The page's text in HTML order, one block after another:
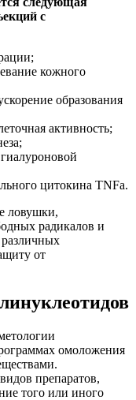
с
кожного
образования
активность;
цитокина TNFa.
ловушки,
радикалов и
от
омоложения
препаратов,
того или иного